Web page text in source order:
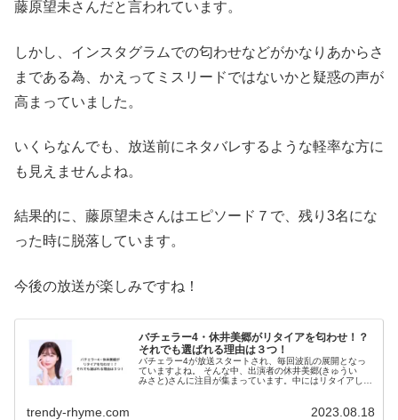
藤原望未さんだと言われています。
しかし、インスタグラムでの匂わせなどがかなりあからさ
まである為、かえってミスリードではないかと疑惑の声が
高まっていました。
いくらなんでも、放送前にネタバレするような軽率な方に
も見えませんよね。
結果的に、藤原望未さんはエピソード７で、残り3名にな
った時に脱落しています。
今後の放送が楽しみですね！
バチェラー4・休井美郷がリタイアを匂わせ！？
それでも選ばれる理由は３つ！
バチェラー4が放送スタートされ、毎回波乱の展開となっ
ていますよね。 そんな中、出演者の休井美郷(きゅうい
みさと)さんに注目が集まっています。中にはリタイアした
trendy-rhyme.com 2023.08.18